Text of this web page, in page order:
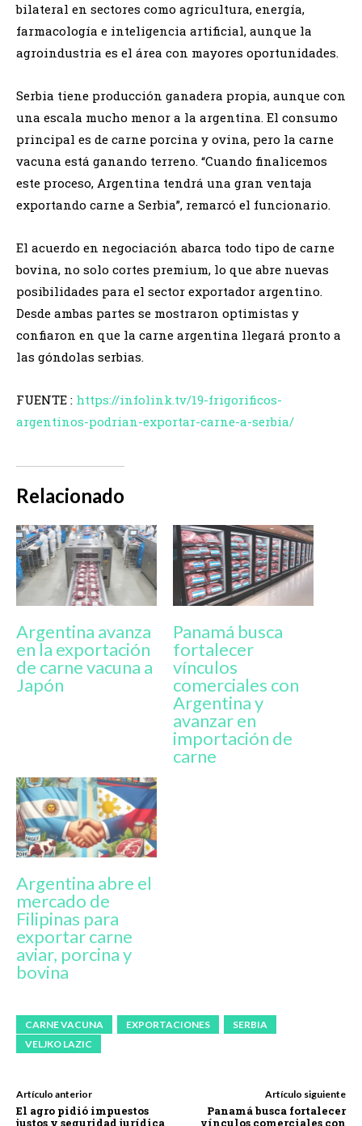
bilateral en sectores como agricultura, energía,
farmacología e inteligencia artificial, aunque la
agroindustria es el área con mayores oportunidades.
Serbia tiene producción ganadera propia, aunque con
una escala mucho menor a la argentina. El consumo
principal es de carne porcina y ovina, pero la carne
vacuna está ganando terreno. “Cuando finalicemos
este proceso, Argentina tendrá una gran ventaja
exportando carne a Serbia”, remarcó el funcionario.
El acuerdo en negociación abarca todo tipo de carne
bovina, no solo cortes premium, lo que abre nuevas
posibilidades para el sector exportador argentino.
Desde ambas partes se mostraron optimistas y
confiaron en que la carne argentina llegará pronto a
las góndolas serbias.
FUENTE : https://infolink.tv/19-frigorificos-
argentinos-podrian-exportar-carne-a-serbia/
Relacionado
Argentina avanza
en la exportación
de carne vacuna a
Japón
Panamá busca
fortalecer
vínculos
comerciales con
Argentina y
avanzar en
importación de
carne
Argentina abre el
mercado de
Filipinas para
exportar carne
aviar, porcina y
bovina
CARNE VACUNA EXPORTACIONES
SERBIA
VELJKO LAZIC
Artículo anterior
El agro pidió impuestos
justos y seguridad jurídica
Artículo siguiente
Panamá busca fortalecer
vínculos comerciales con